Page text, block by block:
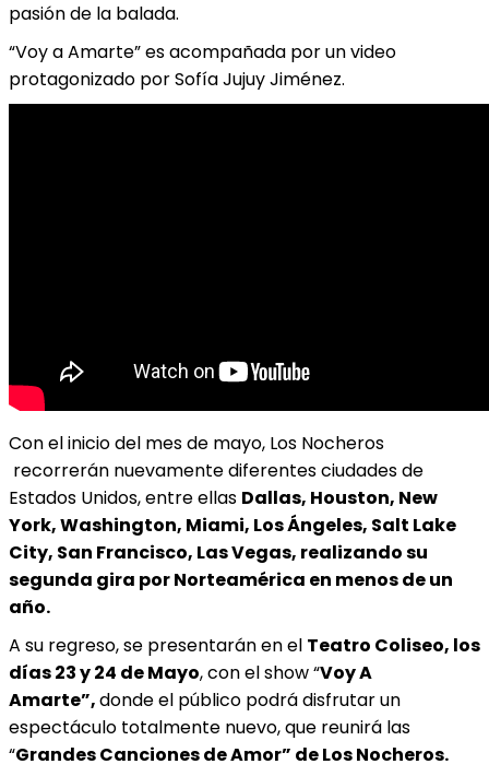
pasión de la balada.
“Voy a Amarte” es acompañada por un video
protagonizado por Sofía Jujuy Jiménez.
Con el inicio del mes de mayo, Los Nocheros
recorrerán nuevamente diferentes ciudades de
Estados Unidos, entre ellas Dallas, Houston, New
York, Washington, Miami, Los Ángeles, Salt Lake
City, San Francisco, Las Vegas, realizando su
segunda gira por Norteamérica en menos de un
año.
A su regreso, se presentarán en el Teatro Coliseo, los
días 23 y 24 de Mayo, con el show “Voy A
Amarte”,donde el público podrá disfrutar un
espectáculo totalmente nuevo, que reunirá las
“Grandes Canciones de Amor” de Los Nocheros.